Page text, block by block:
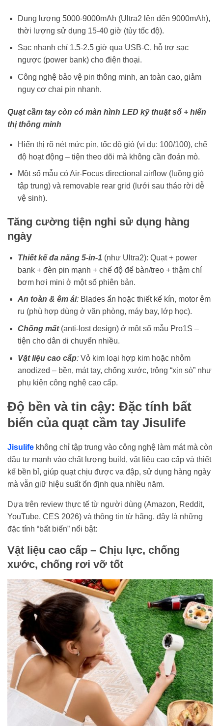
Dung lượng 5000-9000mAh (Ultra2 lên đến 9000mAh),
thời lượng sử dụng 15-40 giờ (tùy tốc độ).
Sạc nhanh chỉ 1.5-2.5 giờ qua USB-C, hỗ trợ sạc
ngược (power bank) cho điện thoại.
Công nghệ bảo vệ pin thông minh, an toàn cao, giảm
nguy cơ chai pin nhanh.
Quạt cầm tay còn có màn hình LED kỹ thuật số + hiển
thị thông minh
Hiển thị rõ nét mức pin, tốc độ gió (ví dụ: 100/100), chế
độ hoạt động – tiện theo dõi mà không cần đoán mò.
Một số mẫu có Air-Focus directional airflow (luồng gió
tập trung) và removable rear grid (lưới sau tháo rời dễ
vệ sinh).
Tăng cường tiện nghi sử dụng hàng
ngày
Thiết kế đa năng 5-in-1 (như Ultra2): Quạt + power
bank + đèn pin mạnh + chế độ để bàn/treo + thậm chí
bơm hơi mini ở một số phiên bản.
An toàn & êm ái:Blades ẩn hoặc thiết kế kín, motor êm
ru (phù hợp dùng ở văn phòng, máy bay, lớp học).
Chống mất (anti-lost design) ở một số mẫu Pro1S –
tiện cho dân di chuyển nhiều.
Vật liệu cao cấp:Vỏ kim loại hợp kim hoặc nhôm
anodized – bền, mát tay, chống xước, trông “xịn sò” như
phụ kiện công nghệ cao cấp.
Độ bền và tin cậy: Đặc tính bất
biến của quạt cầm tay Jisulife
Jisulife không chỉ tập trung vào công nghệ làm mát mà còn
đầu tư mạnh vào chất lượng build, vật liệu cao cấp và thiết
kế bền bỉ, giúp quạt chịu được va đập, sử dụng hàng ngày
mà vẫn giữ hiệu suất ổn định qua nhiều năm.
Dựa trên review thực tế từ người dùng (Amazon, Reddit,
YouTube, CES 2026) và thông tin từ hãng, đây là những
đặc tính “bất biến” nổi bật:
Vật liệu cao cấp – Chịu lực, chống
xước, chống rơi vỡ tốt